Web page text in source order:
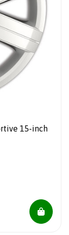
15-inch